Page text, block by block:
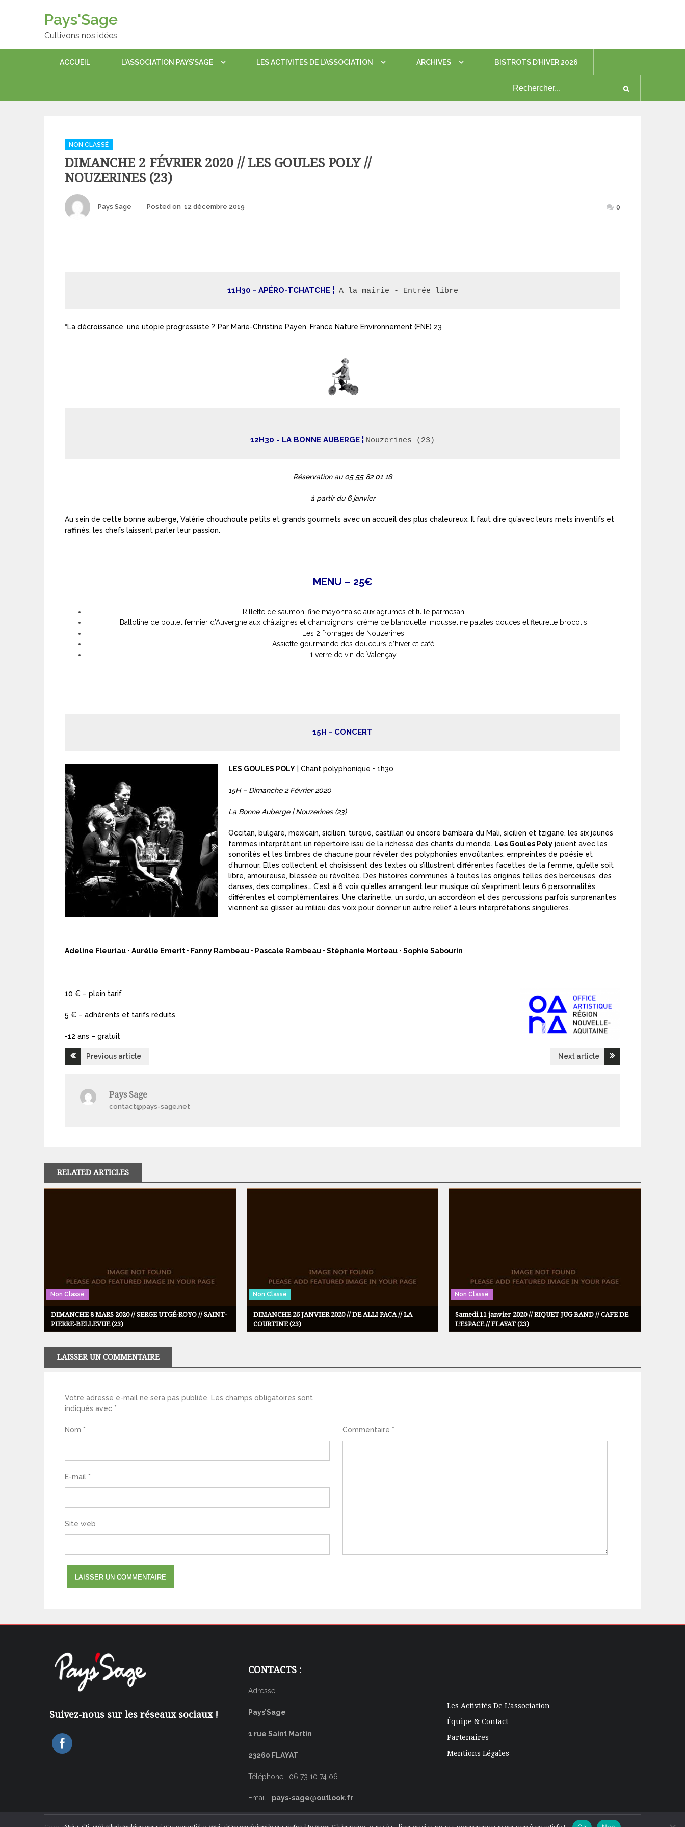
Pays'Sage
Cultivons nos idées
ACCUEIL L’ASSOCIATION PAYS’SAGE LES ACTIVITES DE L’ASSOCIATION ARCHIVES BISTROTS D’HIVER 2026
Categories
NON CLASSÉ
DIMANCHE 2 FÉVRIER 2020 // LES GOULES POLY //
NOUZERINES (23)
Author
Pays Sage Posted on 12 décembre 2019 0
11H30 - APÉRO-TCHATCHE ¦
“La décroissance, une utopie progressiste ?”Par Marie-Christine Payen, France Nature Environnement (FNE) 23
12H30 - LA BONNE AUBERGE ¦ Nouzerines (23)
Réservation au 05 55 82 01 18
à partir du 6 janvier
Au sein de cette bonne auberge, Valérie chouchoute petits et grands gourmets avec un accueil des plus chaleureux. Il faut dire qu’avec leurs mets inventifs et
raffinés, les chefs laissent parler leur passion.
MENU – 25€
Rillette de saumon, fine mayonnaise aux agrumes et tuile parmesan
Ballotine de poulet fermier d’Auvergne aux châtaignes et champignons, crème de blanquette, mousseline patates douces et fleurette brocolis
L es 2 fromages de Nouzerines
Assiette gourmande des douceurs d’hiver et café
1 verre de vin de Valençay
15H - CONCERT
LES GOULES POLY | Chant polyphonique • 1h30
15H – Dimanche 2 Février 2020
La Bonne Auberge | Nouzerines (23)
Occitan, bulgare, mexicain, sicilien, turque, castillan ou encore bambara du Mali, sicilien et tzigane, les six jeunes
femmes interprètent un répertoire issu de la richesse des chants du monde. Les Goules Poly jouent avec les
sonorités et les timbres de chacune pour révéler des polyphonies envoûtantes, empreintes de poésie et
d’humour. Elles collectent et choisissent des textes où s’illustrent différentes facettes de la femme, qu’elle soit
libre, amoureuse, blessée ou révoltée. Des histoires communes à toutes les origines telles des berceuses, des
danses, des comptines… C’est à 6 voix qu’elles arrangent leur musique où s’expriment leurs 6 personnalités
différentes et complémentaires. Une clarinette, un surdo, un accordéon et des percussions parfois surprenantes
viennent se glisser au milieu des voix pour donner un autre relief à leurs interprétations singulières.
Adeline Fleuriau • Aurélie Emerit • Fanny Rambeau • Pascale Rambeau • Stéphanie Morteau • Sophie Sabourin
10 € – plein tarif
5 € – adhérents et tarifs réduits
-12 ans – gratuit
Navigation
l’article
Previous article Next article
Pays Sage
contact@pays-sage.net
RELATED ARTICLES
Non Classé
DIMANCHE 8 MARS 2020 // SERGE UTGÉ-ROYO // SAINT-
PIERRE-BELLEVUE (23)
Non Classé
DIMANCHE 26 JANVIER 2020 // DE ALLI PACA // LA
COURTINE (23)
Non Classé
Samedi 11 janvier 2020 // RIQUET JUG BAND // CAFE DE
L’ESPACE // FLAYAT (23)
LAISSER UN COMMENTAIRE
Votre adresse e-mail ne sera pas publiée. Les champs obligatoires sont
indiqués avec *
Commentaire *
Nom *
E-mail *
Site web
Suivez-nous sur les réseaux sociaux !
CONTACTS :
Adresse :
Pays’Sage
1 rue Saint Martin
23260 FLAYAT
Téléphone : 06 73 10 74 06
Email : pays-sage@outlook.fr
Les Activités De L’association
Équipe & Contact
Partenaires
Mentions Légales